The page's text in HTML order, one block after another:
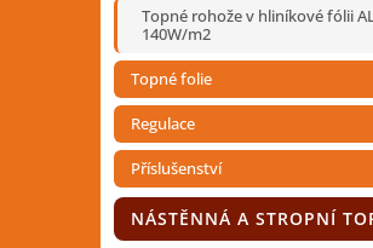
Topné rohože v hliníkové fólii
140W/m2
Topné folie
Regulace
Příslušenství
NÁSTĚNNÁ A STROPNÍ